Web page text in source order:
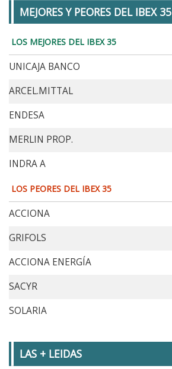
MEJORES Y PEORES DEL IBEX 35
LOS MEJORES DEL IBEX 35
UNICAJA BANCO
ARCEL.MITTAL
ENDESA
MERLIN PROP.
INDRA A
LOS PEORES DEL IBEX 35
ACCIONA
GRIFOLS
ACCIONA ENERGÍA
SACYR
SOLARIA
LAS + LEIDAS